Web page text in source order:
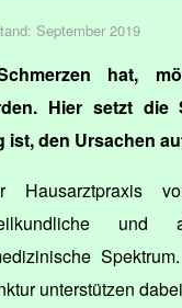
September 2019
hat,
Hier setzt die
ist, den Ursachen
Hausarztpraxis
und
unterstützen